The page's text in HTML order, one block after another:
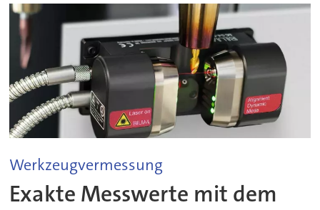
Werkzeugvermessung
Exakte Messwerte mit dem